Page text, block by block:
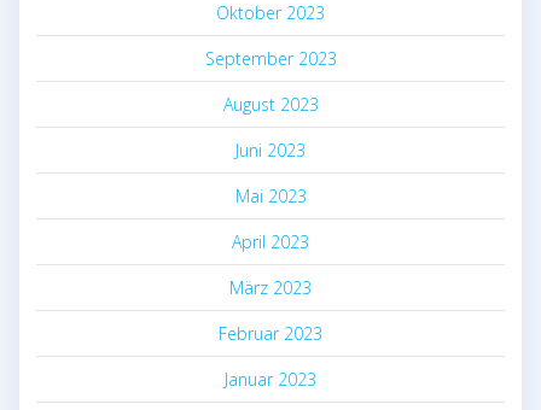
Oktober 2023
September 2023
August 2023
Juni 2023
Mai 2023
April 2023
März 2023
Februar 2023
Januar 2023